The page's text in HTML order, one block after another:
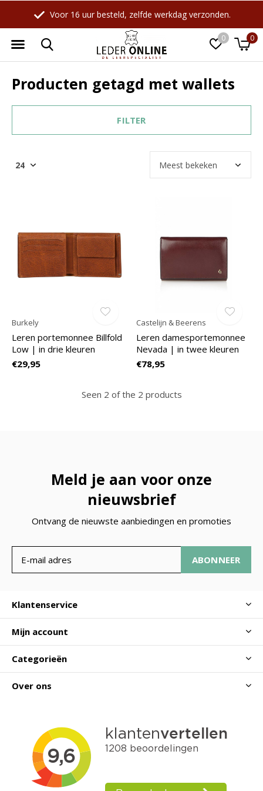
0 0
Voor 16 uur besteld, zelfde werkdag verzonden.
Producten getagd met wallets
FILTER
Burkely
Leren portemonnee Billfold
Low | in drie kleuren
€29,95
Castelijn & Beerens
Leren damesportemonnee
Nevada | in twee kleuren
€78,95
Seen 2 of the 2 products
Meld je aan voor onze
nieuwsbrief
Ontvang de nieuwste aanbiedingen en promoties
ABONNEER
Klantenservice
Mijn account
Categorieën
Over ons